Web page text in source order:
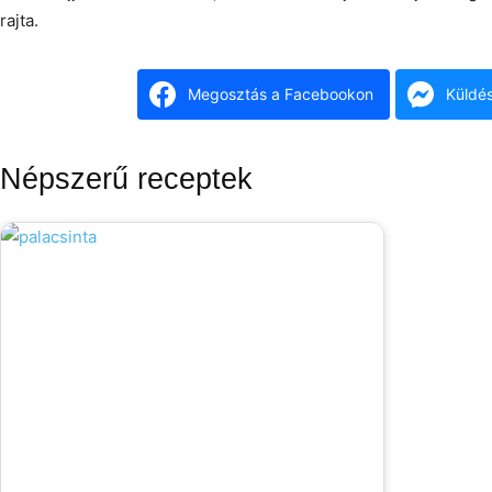
rajta.
Megosztás a Facebookon
Népszerű receptek